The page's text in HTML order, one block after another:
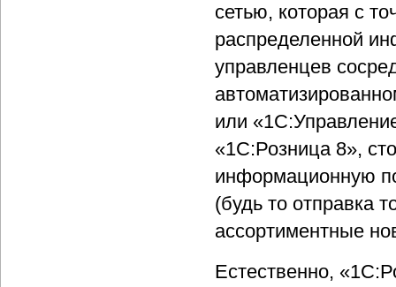
сетью, которая с
распределенной
управленцев
или
«1С:Розница 8»,
информационную
(будь то отправка
ассортиментные
Естественно,